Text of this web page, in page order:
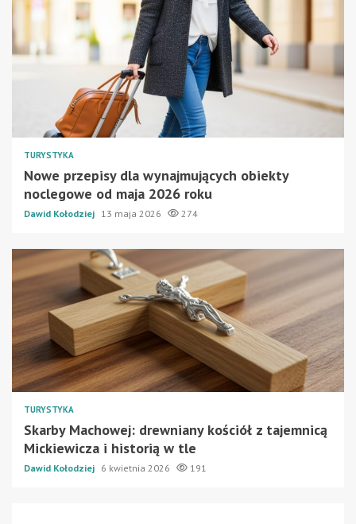
TURYSTYKA
Nowe przepisy dla wynajmujących obiekty
noclegowe od maja 2026 roku
Dawid Kołodziej 13 maja 2026 274
TURYSTYKA
Skarby Machowej: drewniany kościół z tajemnicą
Mickiewicza i historią w tle
Dawid Kołodziej 6 kwietnia 2026 191